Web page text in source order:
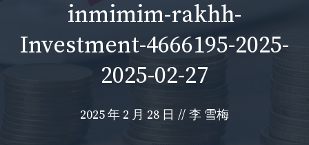
inmimim-rakhh-
Investment-4666195-2025-
2025-02-27
2025 年 2 月 28 日 // 李 雪梅